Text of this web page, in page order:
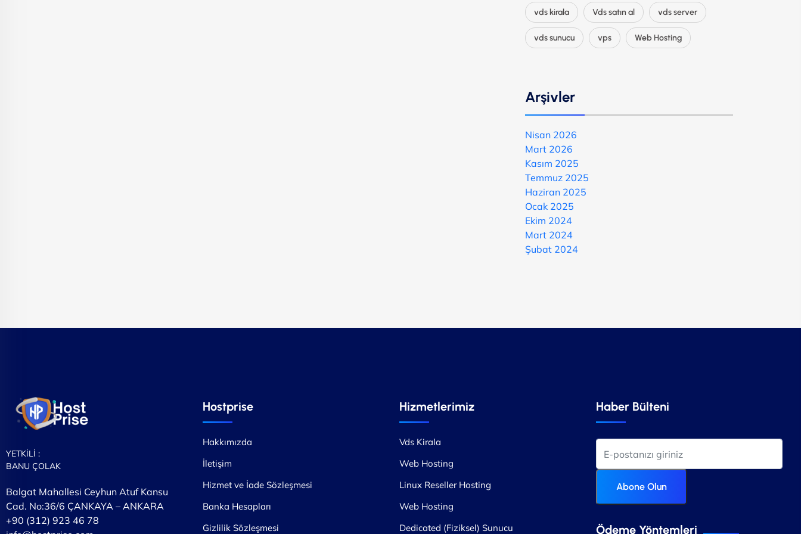
vds kirala Vds satın al vds server
vds sunucu vps Web Hosting
Arşivler
Nisan 2026
Mart 2026
Kasım 2025
Temmuz 2025
Haziran 2025
Ocak 2025
Ekim 2024
Mart 2024
Şubat 2024
YETKİLİ :
BANU ÇOLAK
Balgat Mahallesi Ceyhun Atuf Kansu
Cad. No:36/6 ÇANKAYA – ANKARA
+90 (312) 923 46 78
Hostprise
Hakkımızda
İletişim
Hizmet ve İade Sözleşmesi
Banka Hesapları
Gizlilik Sözleşmesi
Hizmetlerimiz
Vds Kirala
Web Hosting
Linux Reseller Hosting
Web Hosting
Dedicated (Fiziksel) Sunucu
Haber Bülteni
Abone Olun
Ödeme Yöntemleri